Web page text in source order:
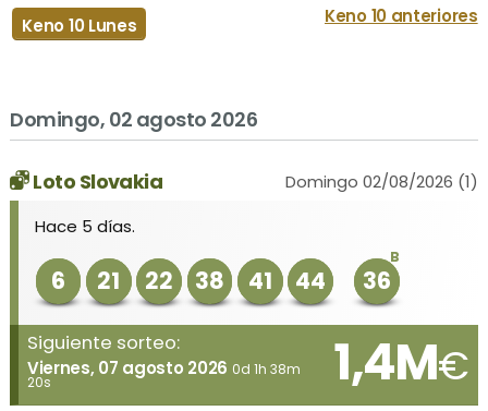
Keno 10 Lunes Keno 10 anteriores
Domingo, 02 agosto 2026
Loto Slovakia
Domingo 02/08/2026 (1)
Hace 5 días.
6 21 22 38 41 44
B
36
Siguiente sorteo:
Viernes, 07 agosto 2026 0d 1h 38m
20s 1,4M€